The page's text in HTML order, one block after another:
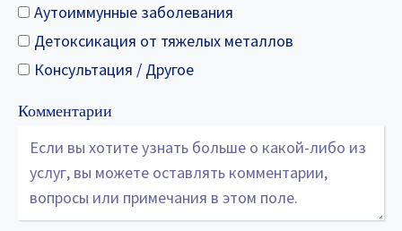
Аутоиммунные заболевания
Детоксикация от тяжелых металлов
Консультация / Другое
Комментарии